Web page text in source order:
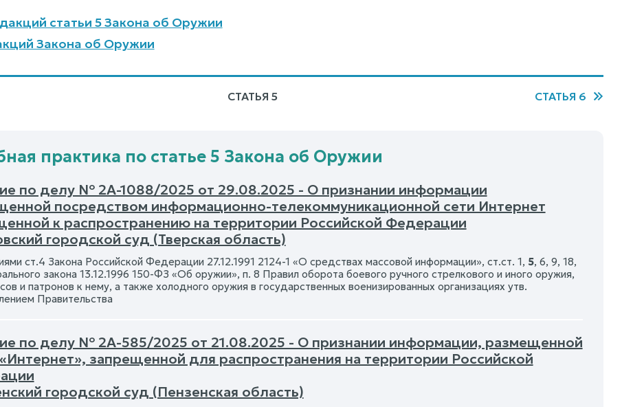
статьи 5 Закона об Оружии
Закона об Оружии
СТАТЬЯ 5 СТАТЬЯ 6
практика по статье 5 Закона об Оружии
по делу № 2А-1088/2025 от 29.08.2025 - О признании информации
посредством информационно-телекоммуникационной сети Интернет
к распространению на территории Российской Федерации
городской суд (Тверская область)
ст.4 Закона Российской Федерации 27.12.1991 2124-1 «О средствах массовой информации», ст.ст. 1, 5, 6, 9, 18,
закона 13.12.1996 150-ФЗ «Об оружии», п. 8 Правил оборота боевого ручного стрелкового и иного оружия,
и патронов к нему, а также холодного оружия в государственных военизированных организациях утв.
Правительства
по делу № 2А-585/2025 от 21.08.2025 - О признании информации, размещенной
запрещенной для распространения на территории Российской
городской суд (Пензенская область)